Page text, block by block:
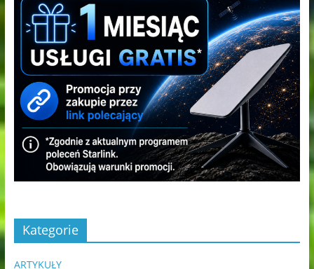
Kategorie
ARTYKUŁY